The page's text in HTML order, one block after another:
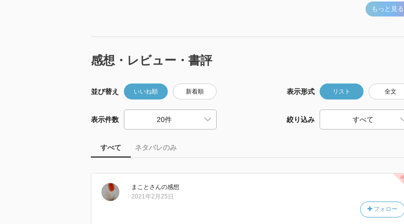
もっと見る
感想・レビュー・書評
並び替え いいね順 新着順 表示形式 リスト 全文
表示件数 絞り込み
すべて ネタバレのみ
まこと さんの感想
フォロー
2021年2月25日